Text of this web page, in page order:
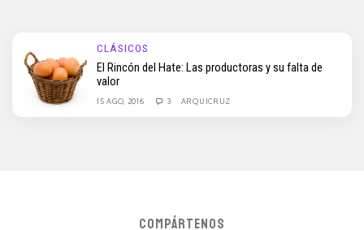
CLÁSICOS
El Rincón del Hate: Las productoras y su falta de
valor
15 AGO, 2016 3 ARQUICRUZ
COMPÁRTENOS